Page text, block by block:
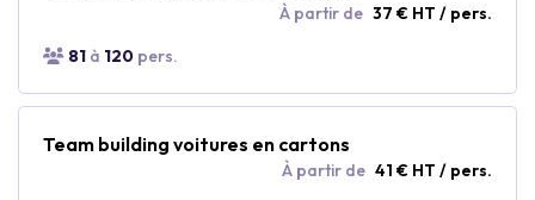
À partir de 37 € HT / pers.
81 à 120 pers.
Team building voitures en cartons
À partir de 41 € HT / pers.